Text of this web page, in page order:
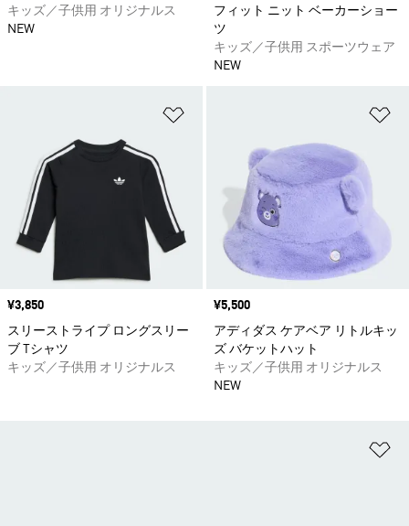
キッズ／子供用 オリジナルス
NEW
フィット ニット ベーカーショー
ツ
キッズ／子供用 スポーツウェア
NEW
価格
¥3,850
スリーストライプ ロングスリー
ブ Tシャツ
キッズ／子供用 オリジナルス
価格
¥5,500
アディダス ケアベア リトルキッ
ズ バケットハット
キッズ／子供用 オリジナルス
NEW